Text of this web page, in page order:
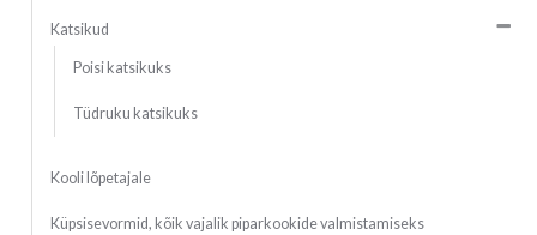
Katsikud
Poisi katsikuks
Tüdruku katsikuks
Kooli lõpetajale
Küpsisevormid, kõik vajalik piparkookide valmistamiseks